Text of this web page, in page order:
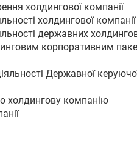
холдингової компанії
холдингової компанії
державних
корпоративним
Державної
холдингову компанію